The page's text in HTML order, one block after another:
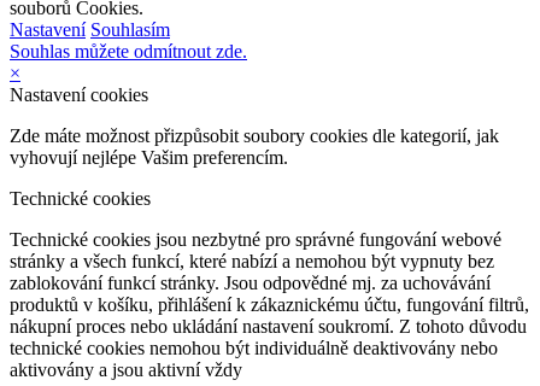
souborů Cookies.
Nastavení Souhlasím
Souhlas můžete odmítnout zde.
×
Nastavení cookies
Zde máte možnost přizpůsobit soubory cookies dle kategorií, jak
vyhovují nejlépe Vašim preferencím.
Technické cookies
Technické cookies jsou nezbytné pro správné fungování webové
stránky a všech funkcí, které nabízí a nemohou být vypnuty bez
zablokování funkcí stránky. Jsou odpovědné mj. za uchovávání
produktů v košíku, přihlášení k zákaznickému účtu, fungování filtrů,
nákupní proces nebo ukládání nastavení soukromí. Z tohoto důvodu
technické cookies nemohou být individuálně deaktivovány nebo
aktivovány a jsou aktivní vždy